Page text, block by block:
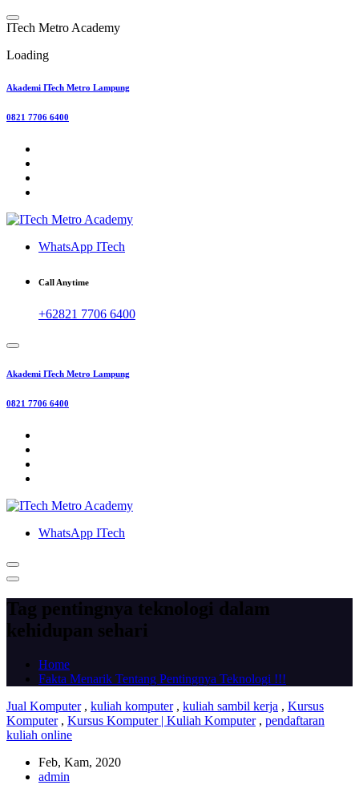
Skip
to
ITech Metro Academy
Loading
Akademi ITech Metro Lampung
0821 7706 6400
WhatsApp ITech
Call Anytime
+62821 7706 6400
Akademi ITech Metro Lampung
0821 7706 6400
WhatsApp ITech
Tag pentingnya teknologi dalam
kehidupan sehari
Home
Fakta Menarik Tentang Pentingnya Teknologi !!!
Jual Komputer, kuliah komputer, kuliah sambil kerja , Kursus
Komputer, Kursus Komputer | Kuliah Komputer, pendaftaran
kuliah online
Feb, Kam, 2020
admin